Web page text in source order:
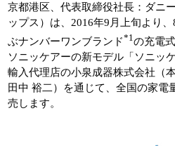
京都港区、代表取締役社長：ダニ
ップス）は、2016年9月上旬より
ぶナンバーワンブランド*1の充電
ソニッケアーの新モデル「ソニッ
輸入代理店の小泉成器株式会社（
田中 裕二）を通じて、全国の家電
売します。